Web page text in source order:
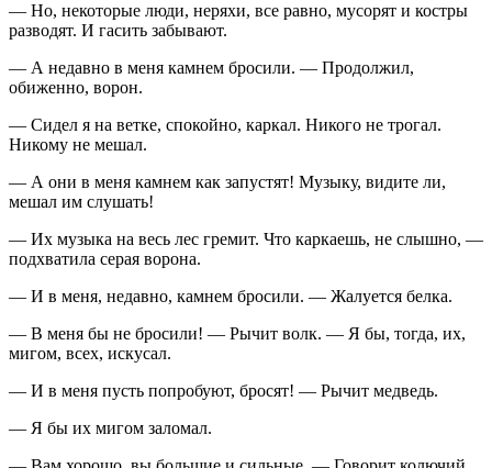
— Но, некоторые люди, неряхи, все равно, мусорят и костры
разводят. И гасить забывают.
— А недавно в меня камнем бросили. — Продолжил,
обиженно, ворон.
— Сидел я на ветке, спокойно, каркал. Никого не трогал.
Никому не мешал.
— А они в меня камнем как запустят! Музыку, видите ли,
мешал им слушать!
— Их музыка на весь лес гремит. Что каркаешь, не слышно, —
подхватила серая ворона.
— И в меня, недавно, камнем бросили. — Жалуется белка.
— В меня бы не бросили! — Рычит волк. — Я бы, тогда, их,
мигом, всех, искусал.
— И в меня пусть попробуют, бросят! — Рычит медведь.
— Я бы их мигом заломал.